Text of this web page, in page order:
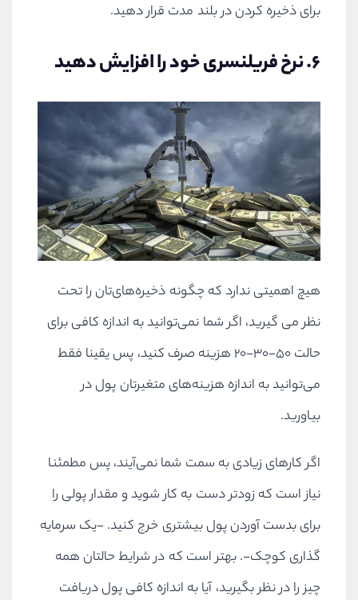
برای ذخیره کردن در بلند مدت قرار دهید.
۶. نرخ فریلنسری خود را افزایش دهید
هیچ اهمیتی ندارد که چگونه ذخیره‌های‌تان را تحت
نظر می گیرید، اگر شما نمی‌توانید به اندازه کافی برای
حالت ۵۰-۳۰-۲۰ هزینه صرف کنید،‌ پس یقینا فقط
می‌توانید به اندازه هزینه‌های متغیرتان پول در
بیاورید.
اگر کارهای زیادی به سمت شما نمی‌آیند، پس مطمئنا
نیاز است که زودتر دست به کار شوید و مقدار پولی را
برای بدست آوردن پول بیشتری خرج کنید. -یک سرمایه
گذاری کوچک-. بهتر است که در شرایط حالتان همه
چیز را در نظر بگیرید، آیا به اندازه کافی پول دریافت